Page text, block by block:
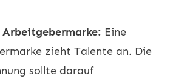
Eine
zieht Talente an. Die
sollte darauf